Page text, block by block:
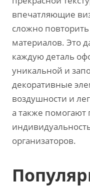
впечатляющие
сложно
материалов. Это
каждую деталь
уникальной и
декоративные
воздушности и
а также помогают
организаторов.